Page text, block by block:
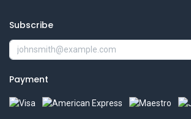
Subscribe
Payment